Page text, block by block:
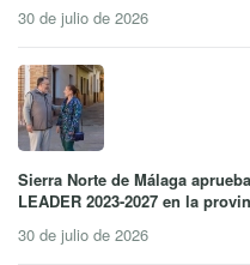
30 de julio de 2026
Sierra Norte de Málaga
LEADER 2023-2027 en la
30 de julio de 2026